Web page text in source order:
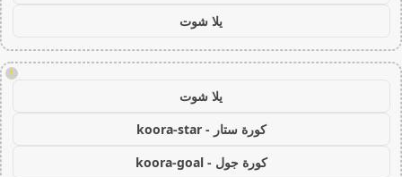
يلا شوت
!
يلا شوت
كورة ستار - koora-star
كورة جول - koora-goal